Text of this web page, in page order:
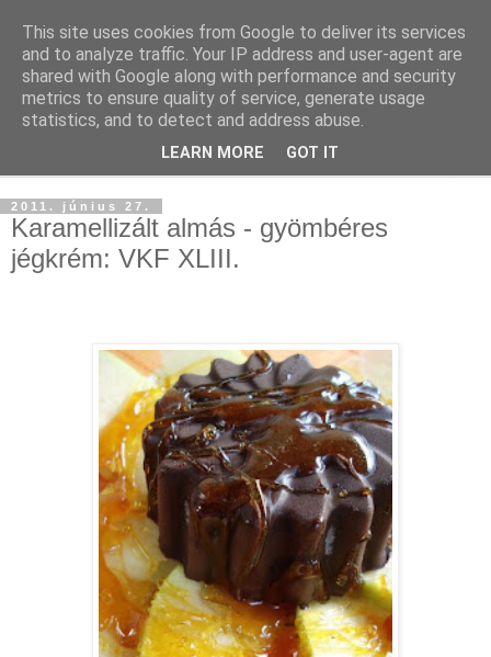
2011. június 27.
Karamellizált almás - gyömbéres
jégkrém: VKF XLIII.
This site uses cookies from Google to deliver its services
and to analyze traffic. Your IP address and user-agent are
shared with Google along with performance and security
metrics to ensure quality of service, generate usage
statistics, and to detect and address abuse.
LEARN MORE GOT IT